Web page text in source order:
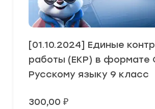
[01.10.2024] Единые
работы (ЕКР) в формате
Русскому языку 9 класс
300,00 ₽